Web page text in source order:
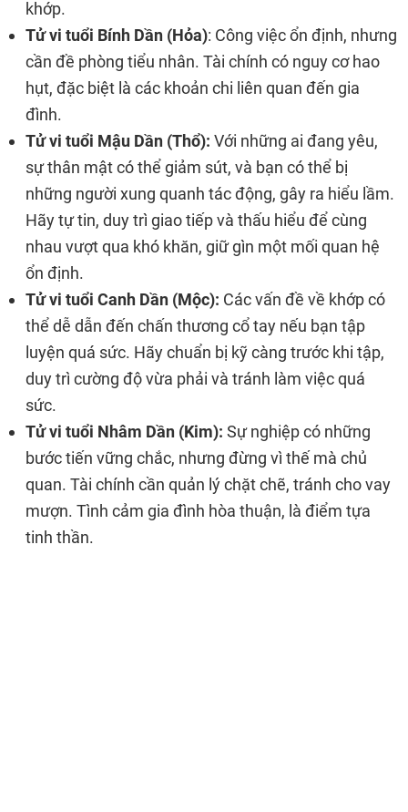
khớp.
Tử vi tuổi Bính Dần (Hỏa): Công việc ổn định, nhưng
cần đề phòng tiểu nhân. Tài chính có nguy cơ hao
hụt, đặc biệt là các khoản chi liên quan đến gia
đình.
Tử vi tuổi Mậu Dần (Thổ): Với những ai đang yêu,
sự thân mật có thể giảm sút, và bạn có thể bị
những người xung quanh tác động, gây ra hiểu lầm.
Hãy tự tin, duy trì giao tiếp và thấu hiểu để cùng
nhau vượt qua khó khăn, giữ gìn một mối quan hệ
ổn định.
Tử vi tuổi Canh Dần (Mộc): Các vấn đề về khớp có
thể dễ dẫn đến chấn thương cổ tay nếu bạn tập
luyện quá sức. Hãy chuẩn bị kỹ càng trước khi tập,
duy trì cường độ vừa phải và tránh làm việc quá
sức.
Tử vi tuổi Nhâm Dần (Kim): Sự nghiệp có những
bước tiến vững chắc, nhưng đừng vì thế mà chủ
quan. Tài chính cần quản lý chặt chẽ, tránh cho vay
mượn. Tình cảm gia đình hòa thuận, là điểm tựa
tinh thần.